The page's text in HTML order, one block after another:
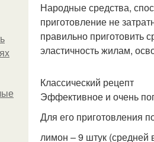
Народные средства,
приготовление не
правильно приготовить
эластичность жилам,
Классический рецепт
Эффективное и очень
Для его приготовления
лимон – 9 штук (средней